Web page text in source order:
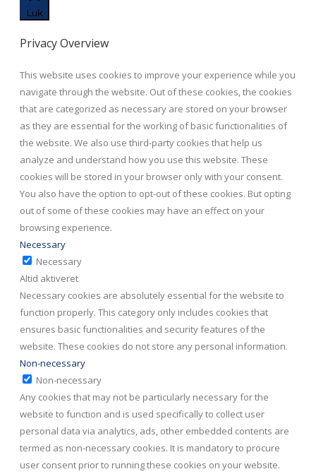
Luk
Privacy Overview
This website uses cookies to improve your experience while you
navigate through the website. Out of these cookies, the cookies
that are categorized as necessary are stored on your browser
as they are essential for the working of basic functionalities of
the website. We also use third-party cookies that help us
analyze and understand how you use this website. These
cookies will be stored in your browser only with your consent.
You also have the option to opt-out of these cookies. But opting
out of some of these cookies may have an effect on your
browsing experience.
Necessary
Necessary
Altid aktiveret
Necessary cookies are absolutely essential for the website to
function properly. This category only includes cookies that
ensures basic functionalities and security features of the
website. These cookies do not store any personal information.
Non-necessary
Non-necessary
Any cookies that may not be particularly necessary for the
website to function and is used specifically to collect user
personal data via analytics, ads, other embedded contents are
termed as non-necessary cookies. It is mandatory to procure
user consent prior to running these cookies on your website.